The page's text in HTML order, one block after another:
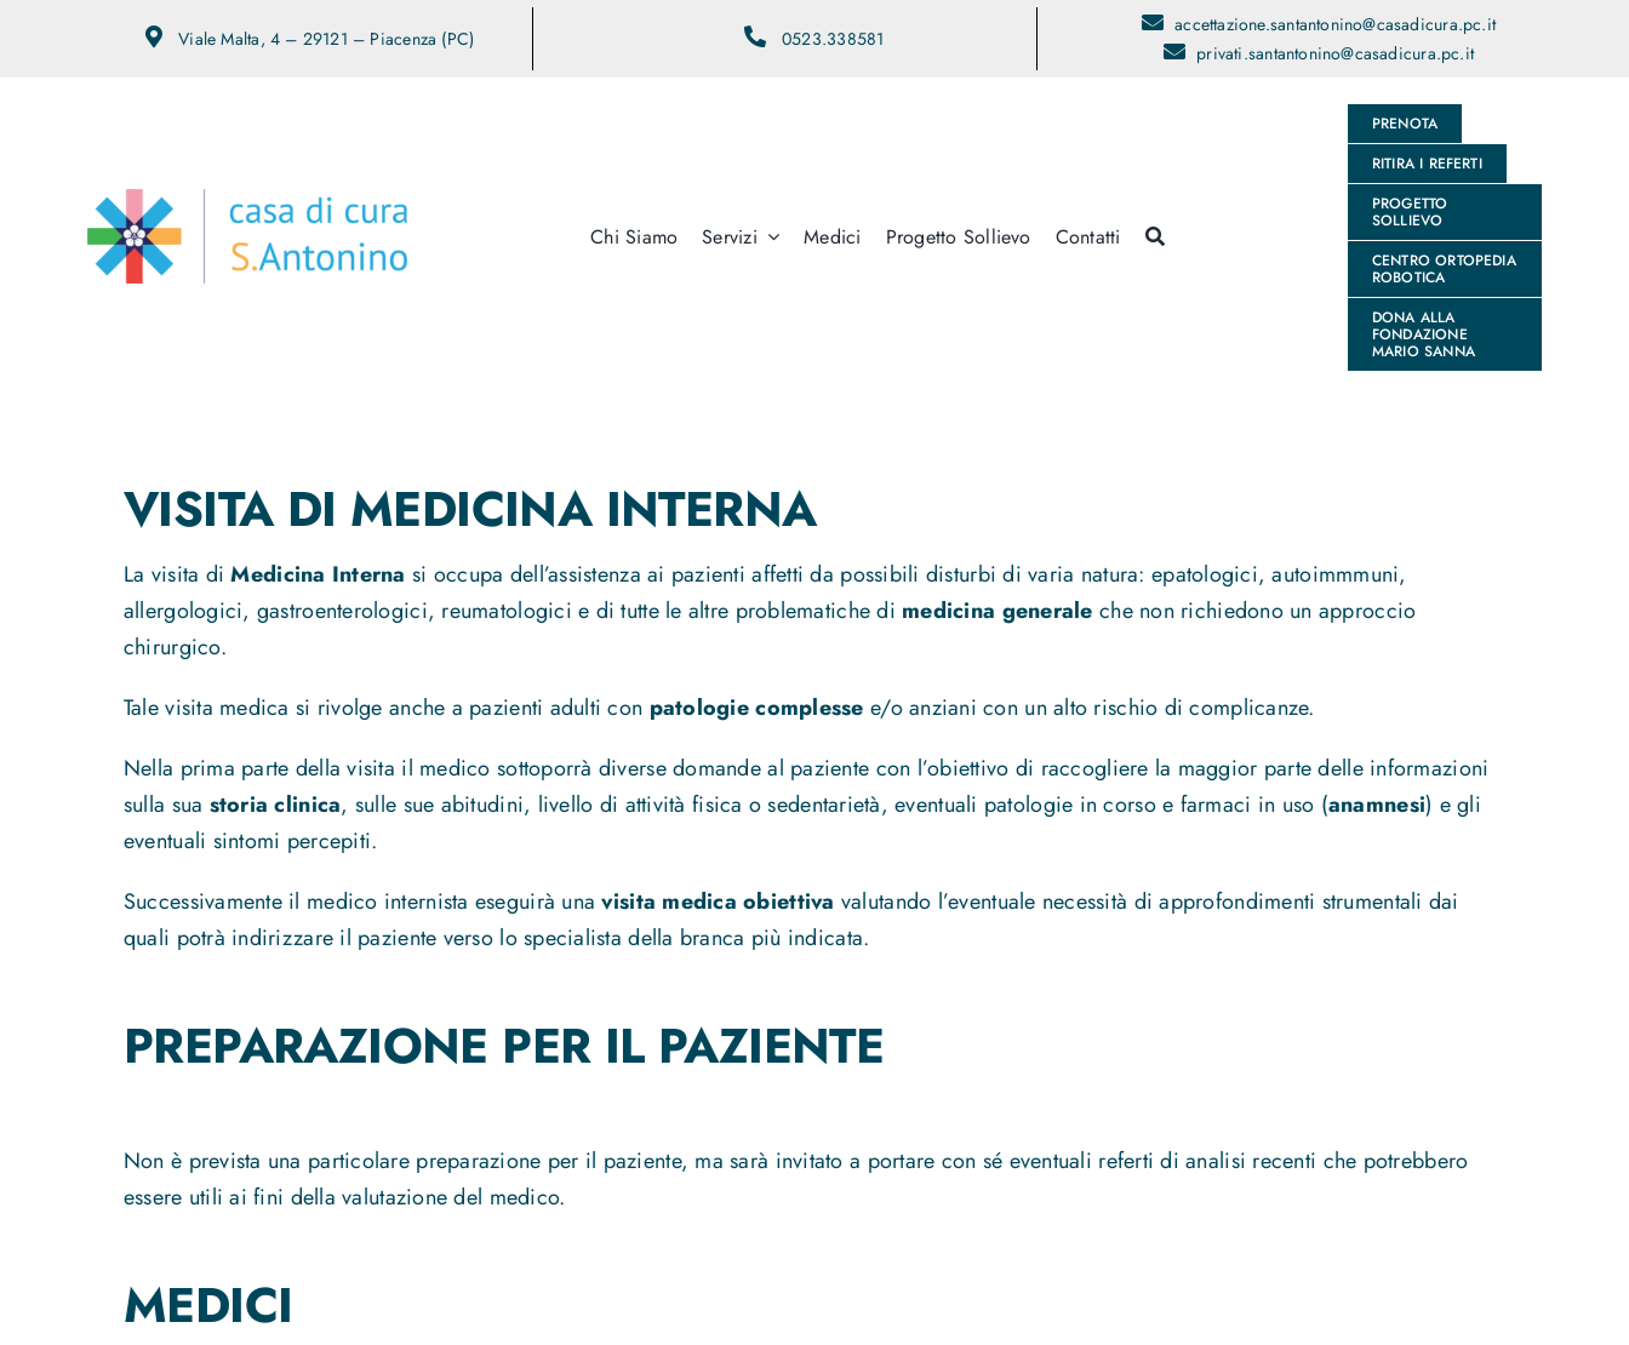
Viale Malta, 4 – 29121 – Piacenza (PC) 0523.338581
accettazione.santantonino@casadicura.pc.it
privati.santantonino@casadicura.pc.it
Chi Siamo Servizi Medici Progetto Sollievo Contatti
PRENOTA
RITIRA I REFERTI
PROGETTO
SOLLIEVO
CENTRO ORTOPEDIA
ROBOTICA
DONA ALLA
FONDAZIONE
MARIO SANNA
VISITA DI MEDICINA INTERNA
La visita diMedicina Interna si occupa dell’assistenza ai pazienti affetti da possibili disturbi di varia natura: epatologici, autoimmmuni,
allergologici, gastroenterologici, reumatologici e di tutte le altre problematiche di medicina generale che non richiedono un approccio
chirurgico.
Tale visita medica si rivolge anche a pazienti adulti con patologie complesse e/o anziani con un alto rischio di complicanze.
Nella prima parte della visita il medico sottoporrà diverse domande al paziente con l’obiettivo di raccogliere la maggior parte delle informazioni
sulla sua storia clinica, sulle sue abitudini, livello di attività fisica o sedentarietà, eventuali patologie in corso e farmaci in uso (anamnesi) e gli
eventuali sintomi percepiti.
Successivamente il medico internista eseguirà unavisita medica obiettiva valutando l’eventuale necessità di approfondimenti strumentali dai
quali potrà indirizzare il paziente verso lo specialista della branca più indicata.
PREPARAZIONE PER IL PAZIENTE
Non è prevista una particolare preparazione per il paziente, ma sarà invitato a portare con sé eventuali referti di analisi recenti che potrebbero
essere utili ai fini della valutazione del medico.
MEDICI